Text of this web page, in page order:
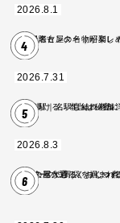
2026.8.1
4
2026.7.31
5
2026.8.3
6